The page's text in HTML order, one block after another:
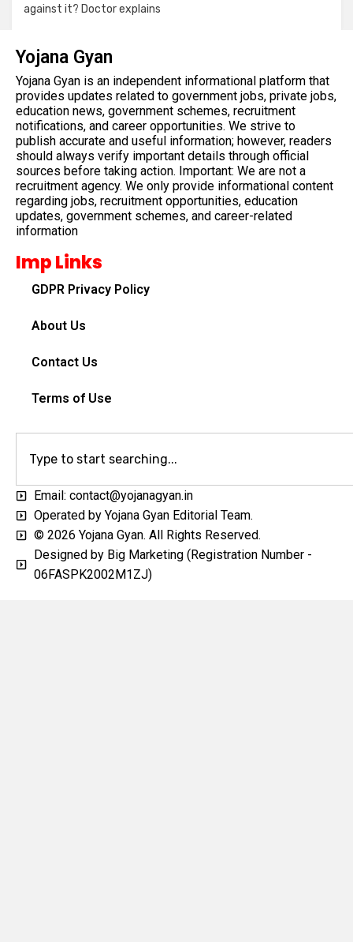
against it? Doctor explains
Yojana Gyan
Yojana Gyan is an independent informational platform that
provides updates related to government jobs, private jobs,
education news, government schemes, recruitment
notifications, and career opportunities. We strive to
publish accurate and useful information; however, readers
should always verify important details through official
sources before taking action. Important: We are not a
recruitment agency. We only provide informational content
regarding jobs, recruitment opportunities, education
updates, government schemes, and career-related
information
Imp Links
GDPR Privacy Policy
About Us
Contact Us
Terms of Use
Email: contact@yojanagyan.in
Operated by Yojana Gyan Editorial Team.
© 2026 Yojana Gyan. All Rights Reserved.
Designed by Big Marketing (Registration Number -
06FASPK2002M1ZJ)